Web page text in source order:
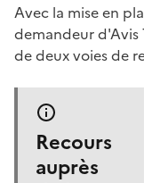
Avec la mise en
demandeur d'Avis
de deux voies de
Recours
auprès